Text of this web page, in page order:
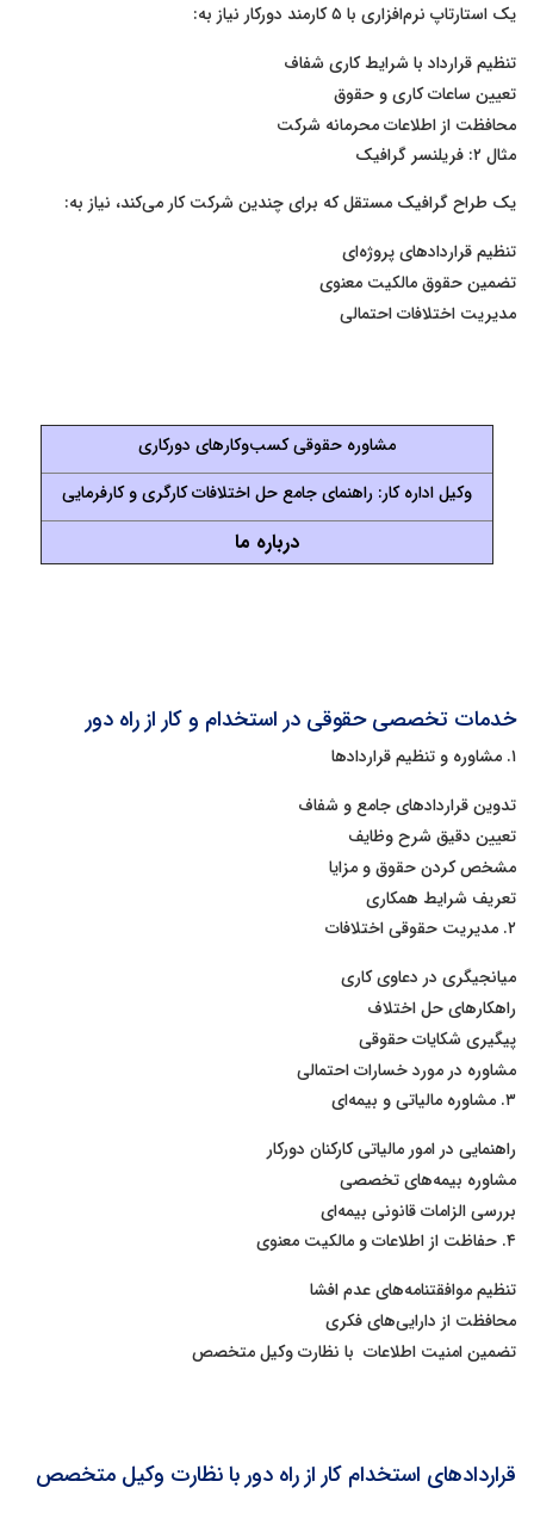
یک استارتاپ نرم‌افزاری با ۵ کارمند دورکار نیاز به:
تنظیم قرارداد با شرایط کاری شفاف
تعیین ساعات کاری و حقوق
محافظت از اطلاعات محرمانه شرکت
مثال ۲: فریلنسر گرافیک
یک طراح گرافیک مستقل که برای چندین شرکت کار می‌کند، نیاز به:
تنظیم قراردادهای پروژه‌ای
تضمین حقوق مالکیت معنوی
مدیریت اختلافات احتمالی
مشاوره حقوقی کسب‌وکارهای دورکاری
وکیل اداره کار: راهنمای جامع حل اختلافات کارگری و کارفرمایی
درباره ما
خدمات تخصصی حقوقی در استخدام و کار از راه دور
۱. مشاوره و تنظیم قراردادها
تدوین قراردادهای جامع و شفاف
تعیین دقیق شرح وظایف
مشخص کردن حقوق و مزایا
تعریف شرایط همکاری
۲. مدیریت حقوقی اختلافات
میانجیگری در دعاوی کاری
راهکارهای حل اختلاف
پیگیری شکایات حقوقی
مشاوره در مورد خسارات احتمالی
۳. مشاوره مالیاتی و بیمه‌ای
راهنمایی در امور مالیاتی کارکنان دورکار
مشاوره بیمه‌های تخصصی
بررسی الزامات قانونی بیمه‌ای
۴. حفاظت از اطلاعات و مالکیت معنوی
تنظیم موافقتنامه‌های عدم افشا
محافظت از دارایی‌های فکری
تضمین امنیت اطلاعات با نظارت وکیل متخصص
قراردادهای استخدام کار از راه دور با نظارت وکیل متخصص